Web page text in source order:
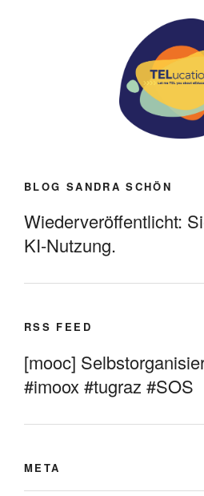
BLOG SANDRA SCHÖN
Wiederveröffentlicht:
KI-Nutzung.
RSS FEED
[mooc]
#imoox #tugraz #SOS
META